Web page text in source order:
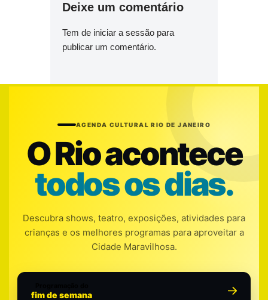
Deixe um comentário
Tem de iniciar a sessão para
publicar um comentário.
AGENDA CULTURAL RIO DE JANEIRO
O Rio acontece
todos os dias.
Descubra shows, teatro, exposições, atividades para
crianças e os melhores programas para aproveitar a
Cidade Maravilhosa.
fim de semana